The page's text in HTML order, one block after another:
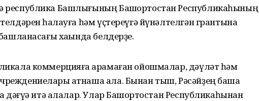
республика Башлығының Башҡортостан Республикаһының
һаҡлауға һәм үҫтереүгә йүнәлтелгән грантына
хаҡында белдерҙе.
коммерцияға ҡарамаған ойошмалар, дәүләт һәм
ҡатнаша ала. Бынан тыш, Рәсәйҙең башҡа
дәғүә итә алалар. Улар Башҡортостан Республикаһынан